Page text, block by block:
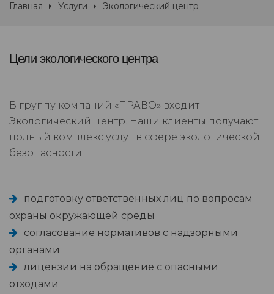
Главная Услуги Экологический центр
Цели экологического центра
В группу компаний «ПРАВО» входит
Экологический центр. Наши клиенты получают
полный комплекс услуг в сфере экологической
безопасности:
подготовку ответственных лиц по вопросам
охраны окружающей среды
согласование нормативов с надзорными
органами
лицензии на обращение с опасными
отходами